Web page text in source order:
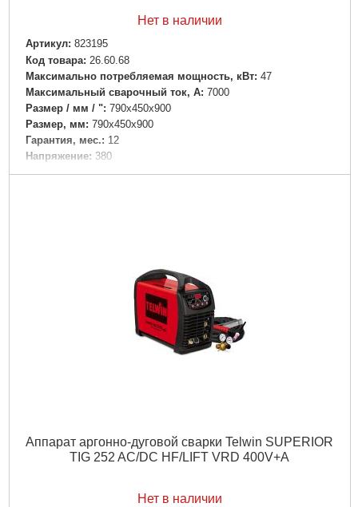
Нет в наличии
Артикул: 823195
Код товара: 26.60.68
Максимально потребляемая мощность, кВт: 47
Максимальный сварочный ток, А: 7000
Размер / мм / ": 790x450x900
Размер, мм: 790x450x900
Гарантия, мес.: 12
Напряжение: 380
Аппарат аргонно-дуговой сварки Telwin SUPERIOR
TIG 252 AC/DC HF/LIFT VRD 400V+A
Нет в наличии